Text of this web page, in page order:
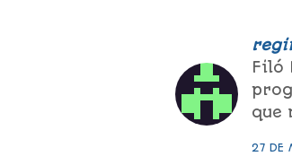
Filó
que
27 DE